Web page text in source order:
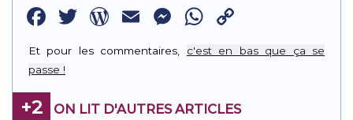
Facebook
Twitter
WordPress
EmailMessenger
WhatsApp
Link
Et pour les commentaires, c'est en bas que ça se
passe !
+2 ON LIT D'AUTRES ARTICLES